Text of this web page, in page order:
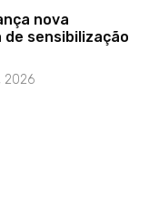
nova
de sensibilização
2026